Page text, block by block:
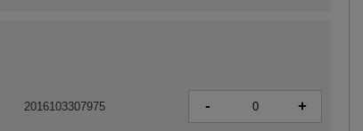
2016103307975 - +